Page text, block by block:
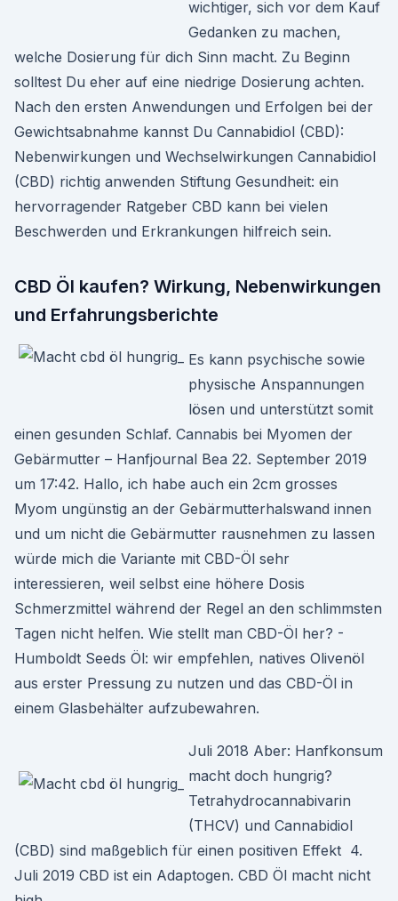
wichtiger, sich vor dem Kauf
Gedanken zu machen,
welche Dosierung für dich Sinn macht. Zu Beginn
solltest Du eher auf eine niedrige Dosierung achten.
Nach den ersten Anwendungen und Erfolgen bei der
Gewichtsabnahme kannst Du Cannabidiol (CBD):
Nebenwirkungen und Wechselwirkungen Cannabidiol
(CBD) richtig anwenden Stiftung Gesundheit: ein
hervorragender Ratgeber CBD kann bei vielen
Beschwerden und Erkrankungen hilfreich sein.
CBD Öl kaufen? Wirkung, Nebenwirkungen
und Erfahrungsberichte
Es kann psychische sowie
physische Anspannungen
lösen und unterstützt somit
einen gesunden Schlaf. Cannabis bei Myomen der
Gebärmutter – Hanfjournal Bea 22. September 2019
um 17:42. Hallo, ich habe auch ein 2cm grosses
Myom ungünstig an der Gebärmutterhalswand innen
und um nicht die Gebärmutter rausnehmen zu lassen
würde mich die Variante mit CBD-Öl sehr
interessieren, weil selbst eine höhere Dosis
Schmerzmittel während der Regel an den schlimmsten
Tagen nicht helfen. Wie stellt man CBD-Öl her? -
Humboldt Seeds Öl: wir empfehlen, natives Olivenöl
aus erster Pressung zu nutzen und das CBD-Öl in
einem Glasbehälter aufzubewahren.
Juli 2018 Aber: Hanfkonsum
macht doch hungrig?
Tetrahydrocannabivarin
(THCV) und Cannabidiol
(CBD) sind maßgeblich für einen positiven Effekt 4.
Juli 2019 CBD ist ein Adaptogen. CBD Öl macht nicht